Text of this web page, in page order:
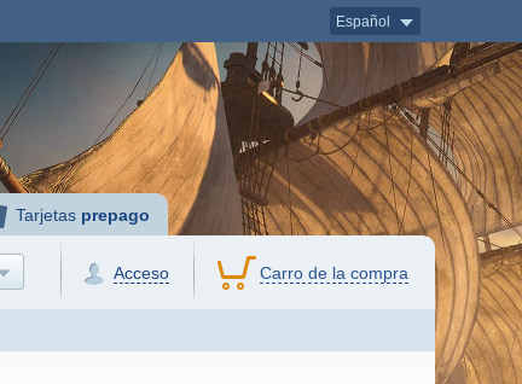
Español
Tarjetas prepago
Acceso Carro de la compra